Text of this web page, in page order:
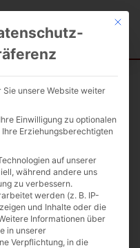
Mit
unsere Website weiter
Einwilligung zu optionalen
Erziehungsberechtigten
auf unserer
während andere uns
zu verbessern.
werden (z. B. IP-
und Inhalte oder die
Informationen über
in unserer
Verpflichtung, in die